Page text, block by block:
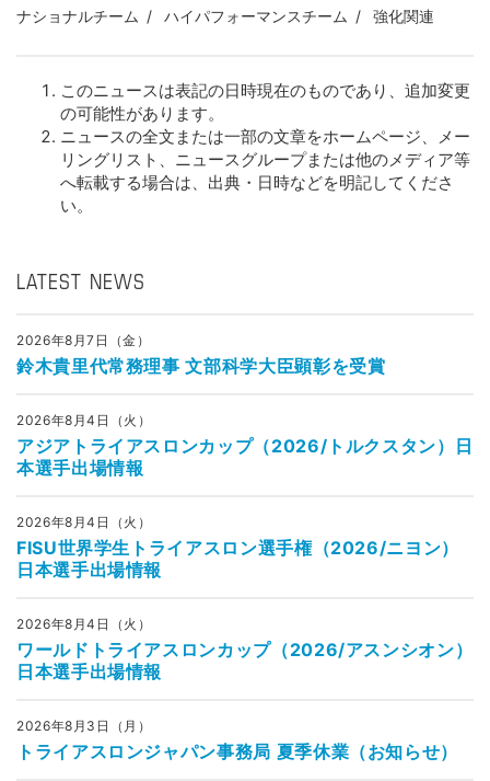
ナショナルチーム ハイパフォーマンスチーム 強化関連
このニュースは表記の日時現在のものであり、追加変更
の可能性があります。
ニュースの全文または一部の文章をホームページ、メー
リングリスト、ニュースグループまたは他のメディア等
へ転載する場合は、出典・日時などを明記してくださ
い。
LATEST NEWS
2026年8月7日（金）
鈴木貴里代常務理事 文部科学大臣顕彰を受賞
2026年8月4日（火）
アジアトライアスロンカップ（2026/トルクスタン）日
本選手出場情報
2026年8月4日（火）
FISU世界学生トライアスロン選手権（2026/ニヨン）
日本選手出場情報
2026年8月4日（火）
ワールドトライアスロンカップ（2026/アスンシオン）
日本選手出場情報
2026年8月3日（月）
トライアスロンジャパン事務局 夏季休業（お知らせ）